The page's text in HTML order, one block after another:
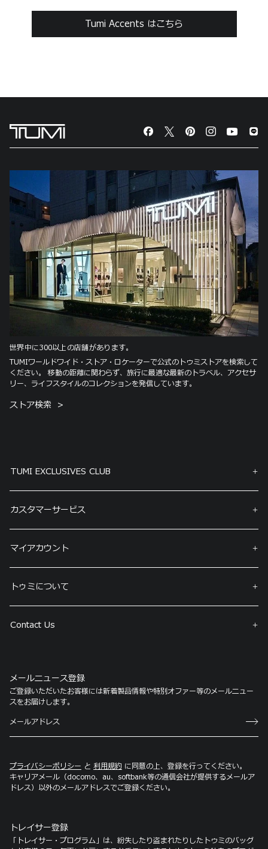
Tumi Accents はこちら
世界中に300以上の店舗があります。
TUMIワールドワイド・ストア・ロケーターで公式のトゥミストアを検索して
ください。 移動の距離に関わらず、旅行に最適な最新のトラベル、アクセサ
リー、ライフスタイルのコレクションを発信しています。
ストア検索
TUMI EXCLUSIVES CLUB
カスタマーサービス
マイアカウント
トゥミについて
Contact Us
メールニュース登録
ご登録いただいたお客様には新着製品情報や特別オファー等のメールニュー
スをお届けします。
プライバシーポリシー と 利用規約 に同意の上、登録を行ってください。
キャリアメール（docomo、au、softbank等の通信会社が提供するメールア
ドレス）以外のメールアドレスでご登録ください。
トレイサー登録
「トレイサー・プログラム」は、紛失したり盗まれたりしたトゥミのバッグ